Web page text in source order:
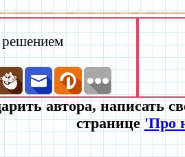
решением
автора, написать
странице'Про